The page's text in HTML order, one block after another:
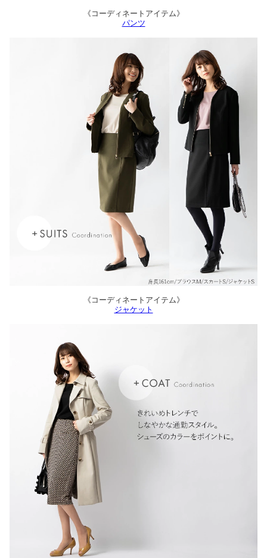
《コーディネートアイテム》
パンツ
《コーディネートアイテム》
ジャケット